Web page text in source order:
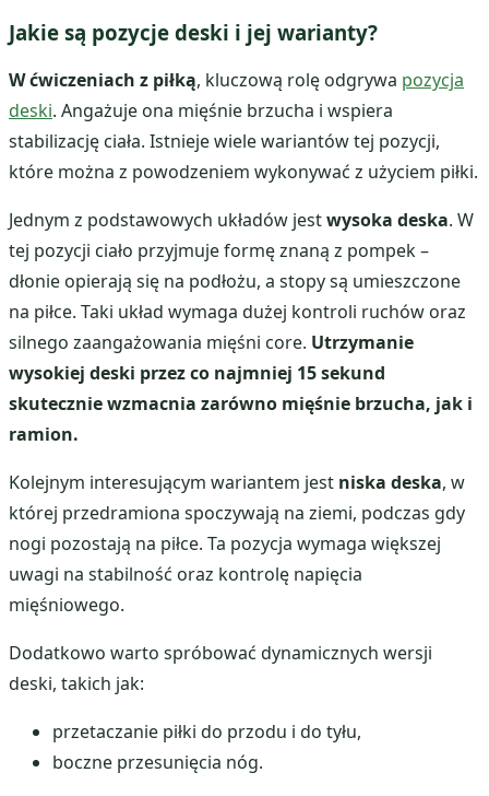
Jakie są pozycje deski i jej warianty?
W ćwiczeniach z piłką, kluczową rolę odgrywa pozycja
deski. Angażuje ona mięśnie brzucha i wspiera
stabilizację ciała. Istnieje wiele wariantów tej pozycji,
które można z powodzeniem wykonywać z użyciem piłki.
Jednym z podstawowych układów jestwysoka deska. W
tej pozycji ciało przyjmuje formę znaną z pompek –
dłonie opierają się na podłożu, a stopy są umieszczone
na piłce. Taki układ wymaga dużej kontroli ruchów oraz
silnego zaangażowania mięśni core. Utrzymanie
wysokiej deski przez co najmniej 15 sekund
skutecznie wzmacnia zarówno mięśnie brzucha, jak i
ramion.
Kolejnym interesującym wariantem jest niska deska, w
której przedramiona spoczywają na ziemi, podczas gdy
nogi pozostają na piłce. Ta pozycja wymaga większej
uwagi na stabilność oraz kontrolę napięcia
mięśniowego.
Dodatkowo warto spróbować dynamicznych wersji
deski, takich jak:
przetaczanie piłki do przodu i do tyłu,
boczne przesunięcia nóg.